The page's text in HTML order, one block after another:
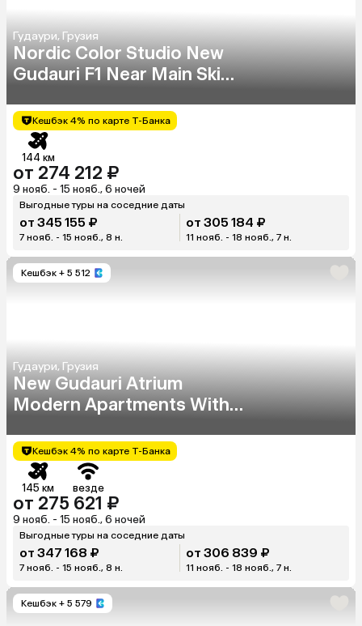
Гудаури, Грузия
Nordic Color Studio New
Gudauri F1 Near Main Ski
Кешбэк 4% по карте Т-Банка
144 км
от 274 212 ₽
9 нояб. - 15 нояб., 6 ночей
Выгодные туры на соседние даты
от 345 155 ₽
7 нояб. - 15 нояб., 8 н.
от 305 184 ₽
11 нояб. - 18 нояб., 7 н.
Кешбэк + 5 512
Гудаури, Грузия
New Gudauri Atrium
Modern Apartments With
Кешбэк 4% по карте Т-Банка
145 км везде
от 275 621 ₽
9 нояб. - 15 нояб., 6 ночей
Выгодные туры на соседние даты
от 347 168 ₽
7 нояб. - 15 нояб., 8 н.
от 306 839 ₽
11 нояб. - 18 нояб., 7 н.
Кешбэк + 5 579